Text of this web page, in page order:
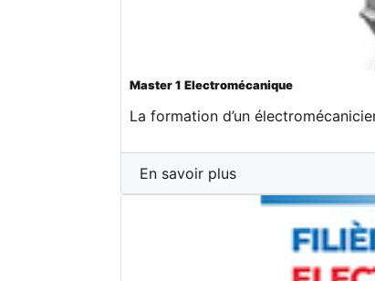
Master 1 Electromécanique
La formation d’un
En savoir plus